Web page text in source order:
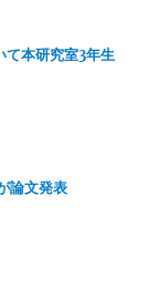
本研究室3年生
論文発表